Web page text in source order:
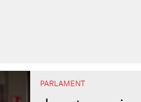
PARLAMENT